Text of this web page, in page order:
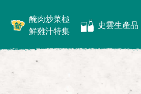
醃肉炒菜極
鮮雞汁特集
史雲生產品